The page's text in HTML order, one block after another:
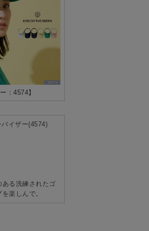
：4574】
イザー(4574)
ある洗練されたゴ
楽しんで。